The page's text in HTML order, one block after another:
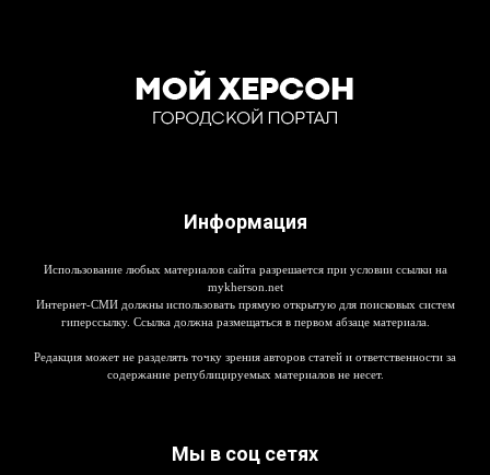
Информация
Использование любых материалов сайта разрешается при условии ссылки на
mykherson.net
Интернет-СМИ должны использовать прямую открытую для поисковых систем
гиперссылку. Ссылка должна размещаться в первом абзаце материала.
Редакция может не разделять точку зрения авторов статей и ответственности за
содержание републицируемых материалов не несет.
Мы в соц сетях